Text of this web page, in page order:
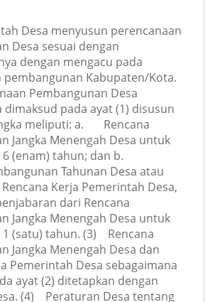
Desa menyusun perencanaan
Desa sesuai dengan
dengan mengacu pada
pembangunan Kabupaten/Kota.
Pembangunan Desa
dimaksud pada ayat (1) disusun
meliputi: a. Rencana
Jangka Menengah Desa untuk
6 (enam) tahun; dan b.
Tahunan Desa atau
Kerja Pemerintah Desa,
dari Rencana
Jangka Menengah Desa untuk
1 (satu) tahun. (3) Rencana
Jangka Menengah Desa dan
Pemerintah Desa sebagaimana
ayat (2) ditetapkan dengan
(4) Peraturan Desa tentang